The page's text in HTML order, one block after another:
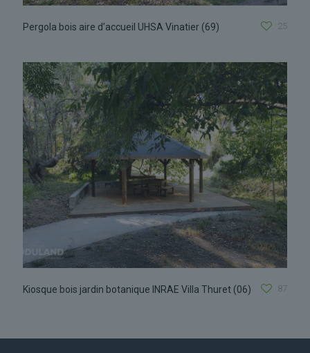
Pergola bois aire d’accueil UHSA Vinatier (69) 25
Kiosque bois jardin botanique INRAE Villa Thuret (06) 87